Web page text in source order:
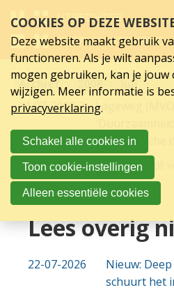
juli
2008
links
over
Spring
hoofd
inhoud
Spring
naar
hoofdnavigatie
Archief 2008
juli
24-07-200824-07-2008 00:00
Lageweg
voor ethische
11-07-200811-07-2008 00:00 UCK-lid loopt
Lees overig
22-07-2026
Nieuw:
schuurt het
Sluit
Over
COOKIES OP DEZE
Deze website maakt gebruik
functioneren. Als je wilt
mogen gebruiken, kan je
wijzigen. Meer informatie is
privacyverklaring.
Schakel alle cookies in
Toon cookie-instellingen
Alleen essentiële cookies